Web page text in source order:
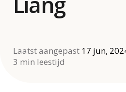
Laatst aangepast 17 jun,
3 min leestijd